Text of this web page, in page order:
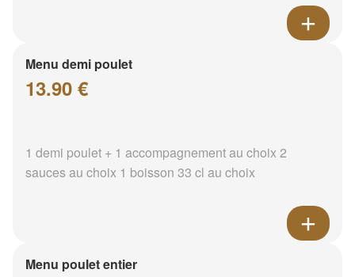
Menu demi poulet
13.90 €
1 demi poulet + 1 accompagnement au choix 2
sauces au choix 1 boisson 33 cl au choix
Menu poulet entier